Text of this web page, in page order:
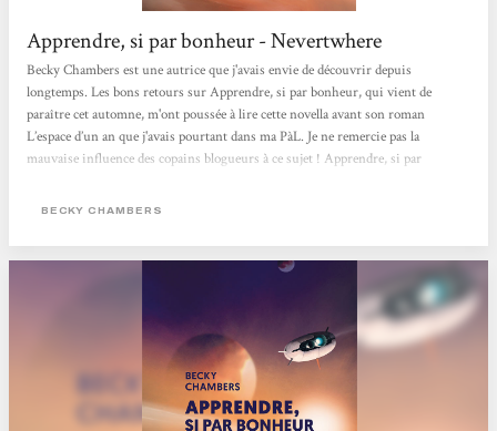
Apprendre, si par bonheur - Nevertwhere
Becky Chambers est une autrice que j'avais envie de découvrir depuis
longtemps. Les bons retours sur Apprendre, si par bonheur, qui vient de
paraître cet automne, m'ont poussée à lire cette novella avant son roman
L’espace d’un an que j'avais pourtant dans ma PàL. Je ne remercie pas la
mauvaise influence des copains blogueurs à ce sujet ! Apprendre, si par
raconte l’histoire d’une mission spatiale qui parle explorer quatre exoplanètes.
BECKY CHAMBERS